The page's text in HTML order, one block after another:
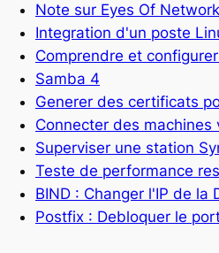
Note sur Eyes Of Network
Integration d'un poste
Comprendre et
Samba 4
Generer des certificats
Connecter des machines
Superviser une station
Teste de performance
BIND : Changer l'IP de la
Postfix : Debloquer le